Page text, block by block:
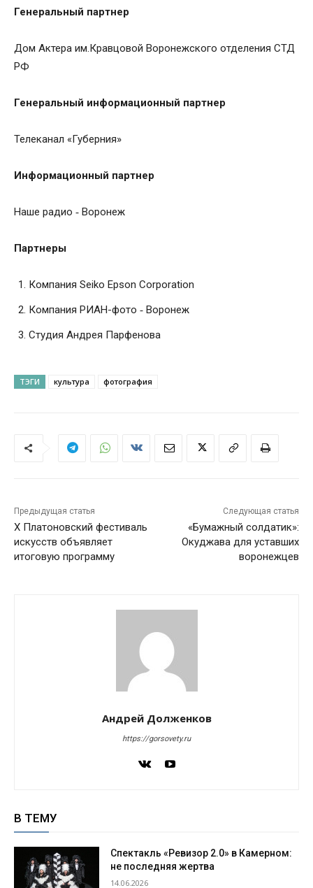
Генеральный партнер
Дом Актера им.Кравцовой Воронежского отделения СТД
РФ
Генеральный информационный партнер
Телеканал «Губерния»
Информационный партнер
Наше радио ‑ Воронеж
Партнеры
Компания Seiko Epson Corporation
Компания РИАН-фото ‑ Воронеж
Студия Андрея Парфенова
ТЭГИ культура фотография
Предыдущая статья
X Платоновский фестиваль
искусств объявляет
итоговую программу
Следующая статья
«Бумажный солдатик»:
Окуджава для уставших
воронежцев
Андрей Долженков
https://gorsovety.ru
В ТЕМУ
Спектакль «Ревизор 2.0» в Камерном:
не последняя жертва
14.06.2026